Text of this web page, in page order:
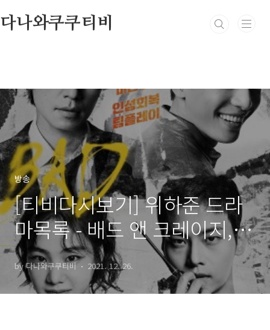
다나와쿠쿠티비
방송
[티비다시보기] 위하준 드라
마목록 - 배드 앤 크레이지,
오징어 게임, 18 어게인, 로맨
스는 별책부록, 최고의 이혼,
그날의 커피, 밥 잘 사주는 예
by 다나와쿠쿠티비 2021. 12. 26.